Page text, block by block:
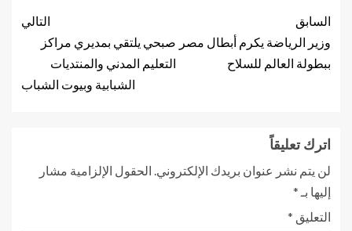
السابق
وزير الرياضة يكرم أبطال مصر
ببطولة العالم للسلاح
التالي
صبحي يلتقي بمديري مراكز
التعليم المدني والمنتديات
الشبابية وبيوت الشباب
اترك تعليقاً
لن يتم نشر عنوان بريدك الإلكتروني. الحقول الإلزامية مشار
إليها بـ *
التعليق *